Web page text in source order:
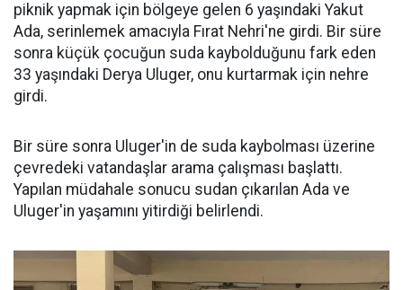
piknik yapmak için bölgeye gelen 6 yaşındaki Yakut
Ada, serinlemek amacıyla Fırat Nehri'ne girdi. Bir süre
sonra küçük çocuğun suda kaybolduğunu fark eden
33 yaşındaki Derya Uluger, onu kurtarmak için nehre
girdi.
Bir süre sonra Uluger'in de suda kaybolması üzerine
çevredeki vatandaşlar arama çalışması başlattı.
Yapılan müdahale sonucu sudan çıkarılan Ada ve
Uluger'in yaşamını yitirdiği belirlendi.